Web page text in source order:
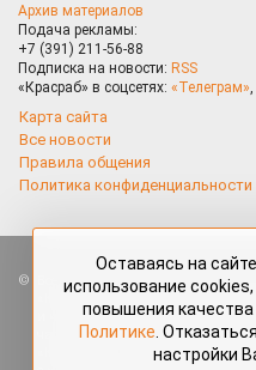
Архив материалов
Подача рекламы:
+7 (391) 211-56-88
Подписка на новости: RSS
«Красраб» в соцсетях: «Телеграм»,
Карта сайта
Все новости
Правила общения
Политика конфиденциальности
Все права защищены. Любые
«Красраб.ру» сотрудниками
и читателями, являются
частичное использование
«Красраб.ру», допускается
Оставаясь на
использование
повышения
Политике .
настройки